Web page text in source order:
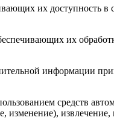
их доступность в
их
информации
средств
извлечение,